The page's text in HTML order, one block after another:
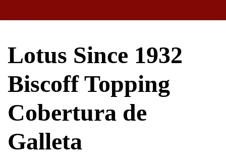
Lotus Since 1932
Biscoff Topping
Cobertura de
Galleta